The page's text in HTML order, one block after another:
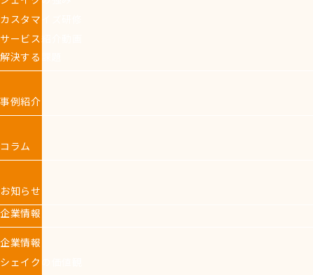
カスタマイズ研修
サービス紹介動画
解決する課題
事例紹介
コラム
お知らせ
企業情報
企業情報
シェイクの価値観